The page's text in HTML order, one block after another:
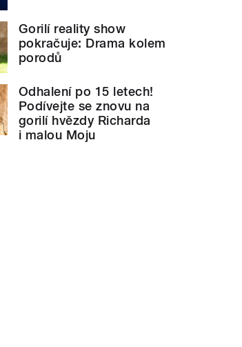
Gorilí reality show
pokračuje: Drama kolem
porodů
Odhalení po 15 letech!
Podívejte se znovu na
gorilí hvězdy Richarda
i malou Moju